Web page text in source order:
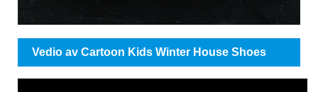
Vedio av Cartoon Kids Winter House Shoes